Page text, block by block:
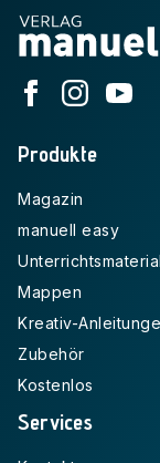
Produkte
Magazin
manuell easy
Mappen
Kreativ-
Zubehör
Kostenlos
Services